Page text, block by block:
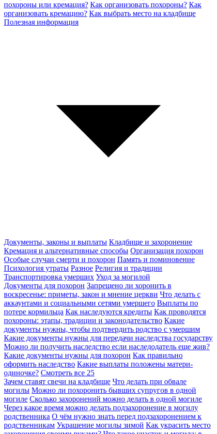
похороны или кремация? Как организовать похороны? Как
организовать кремацию? Как выбрать место на кладбище
Полезная информация
Документы, законы и выплаты Кладбище и захоронение
Кремация и альтернативные способы Организация похорон
Особые случаи смерти и похорон Память и поминовение
Психология утраты Разное Религия и традиции
Транспортировка умерших Уход за могилой
Документы для похорон Запрещено ли хоронить в
воскресенье: приметы, закон и мнение церкви Что делать с
аккаунтами и социальными сетями умершего Выплаты по
потере кормильца Как наследуются кредиты Как проводятся
похороны: этапы, традиции и законодательство Какие
документы нужны, чтобы подтвердить родство с умершим
Какие документы нужны для передачи наследства государству
Можно ли получить наследство если наследодатель еще жив?
Какие документы нужны для похорон Как правильно
оформить наследство Какие выплаты положены матери-
одиночке? Смотреть все 25
Зачем ставят свечи на кладбище Что делать при обвале
могилы Можно ли похоронить бывших супругов в одной
могиле Сколько захоронений можно делать в одной могиле
Через какое время можно делать подзахоронение в могилу
родственника О чём нужно знать перед подзахоронением к
родственникам Украшение могилы зимой Как украсить место